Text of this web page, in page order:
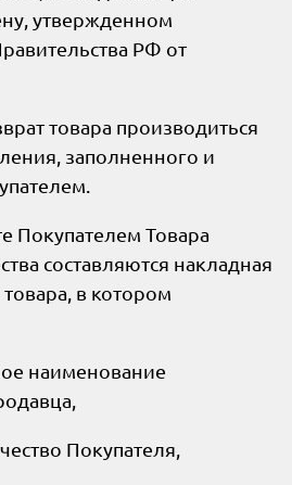
утвержденном
РФ от
товара производиться
заполненного и
Покупателем Товара
составляются накладная
в котором
наименование
Покупателя,